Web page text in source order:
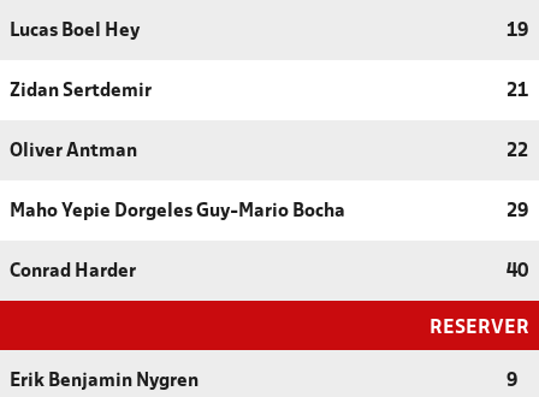
Lucas Boel Hey 19
Zidan Sertdemir 21
Oliver Antman 22
Maho Yepie Dorgeles Guy-Mario Bocha 29
Conrad Harder 40
RESERVER
Erik Benjamin Nygren 9